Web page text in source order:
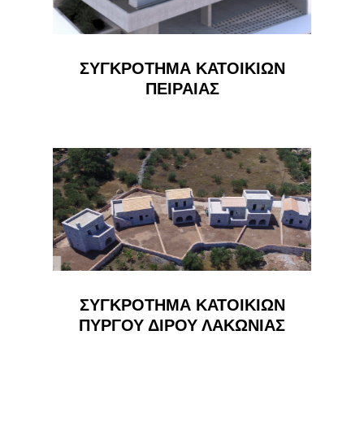
ΣΥΓΚΡΟΤΗΜΑ ΚΑΤΟΙΚΙΩΝ
ΠΕΙΡΑΙΑΣ
ΣΥΓΚΡΟΤΗΜΑ ΚΑΤΟΙΚΙΩΝ
ΠΥΡΓΟΥ ΔΙΡΟΥ ΛΑΚΩΝΙΑΣ